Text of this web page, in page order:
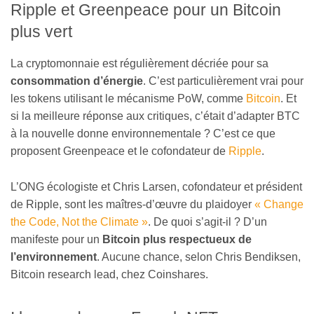
Ripple et Greenpeace pour un Bitcoin
plus vert
La cryptomonnaie est régulièrement décriée pour sa
consommation d’énergie. C’est particulièrement vrai pour
les tokens utilisant le mécanisme PoW, comme Bitcoin. Et
si la meilleure réponse aux critiques, c’était d’adapter BTC
à la nouvelle donne environnementale ? C’est ce que
proposent Greenpeace et le cofondateur de Ripple.
L’ONG écologiste et Chris Larsen, cofondateur et président
de Ripple, sont les maîtres-d’œuvre du plaidoyer « Change
the Code, Not the Climate ». De quoi s’agit-il ? D’un
manifeste pour un Bitcoin plus respectueux de
l’environnement. Aucune chance, selon Chris Bendiksen,
Bitcoin research lead, chez Coinshares.